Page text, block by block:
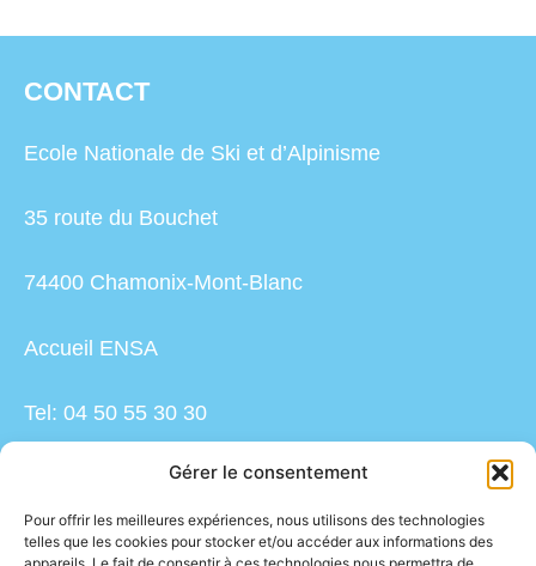
Gérer le consentement
Pour offrir les meilleures expériences, nous utilisons des technologies
telles que les cookies pour stocker et/ou accéder aux informations des
CONTACT
Ecole Nationale de Ski et d’Alpinisme
35 route du Bouchet
74400 Chamonix-Mont-Blanc
Accueil ENSA
Tel: 04 50 55 30 30
ensa.accueil@ensm.sports.gouv.fr